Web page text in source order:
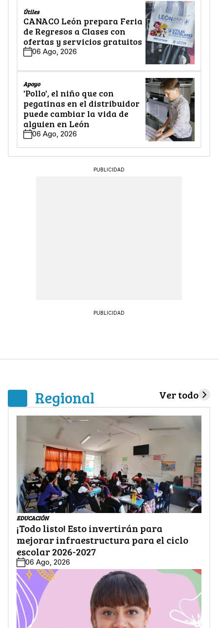
Útiles
CANACO León prepara Feria
de Regresos a Clases con
ofertas y servicios gratuitos
06 Ago, 2026
Apoyo
'Pollo', el niño que con
pegatinas en el distribuidor
puede cambiar la vida de
alguien en León
06 Ago, 2026
PUBLICIDAD
PUBLICIDAD
Regional Ver todo
EDUCACIÓN
¡Todo listo! Esto invertirán para
mejorar infraestructura para el ciclo
escolar 2026-2027
06 Ago, 2026